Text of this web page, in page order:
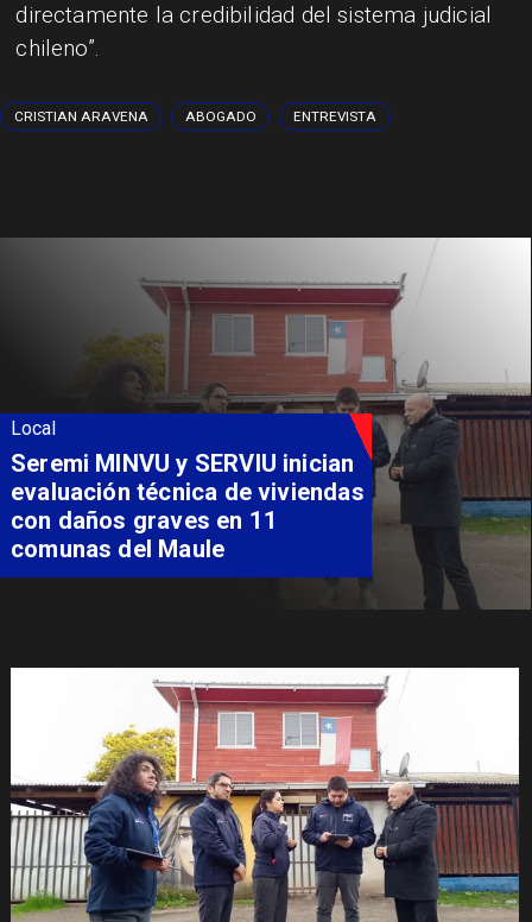
directamente la credibilidad del sistema judicial
chileno”.
CRISTIAN ARAVENA ABOGADO ENTREVISTA
Local
Seremi MINVU y SERVIU inician
evaluación técnica de viviendas
con daños graves en 11
comunas del Maule